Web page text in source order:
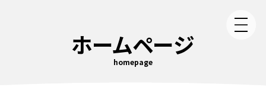
ホームページ
homepage